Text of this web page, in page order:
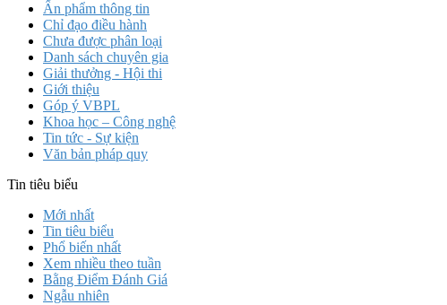
Ấn phẩm thông tin
Chỉ đạo điều hành
Chưa được phân loại
Danh sách chuyên gia
Giải thưởng - Hội thi
Giới thiệu
Góp ý VBPL
Khoa học – Công nghệ
Tin tức - Sự kiện
Văn bản pháp quy
Tin tiêu biểu
Mới nhất
Tin tiêu biểu
Phổ biến nhất
Xem nhiều theo tuần
Bằng Điểm Đánh Giá
Ngẫu nhiên